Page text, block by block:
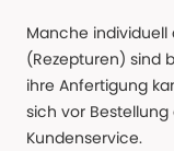
Manche
(Rezepturen) sind
ihre Anfertigung
sich vor
Kundenservice.